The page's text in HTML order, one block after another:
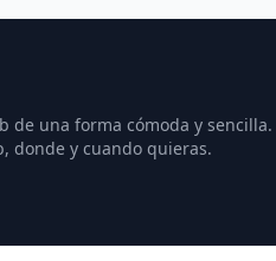
de una forma cómoda y sencilla.
donde y cuando quieras.